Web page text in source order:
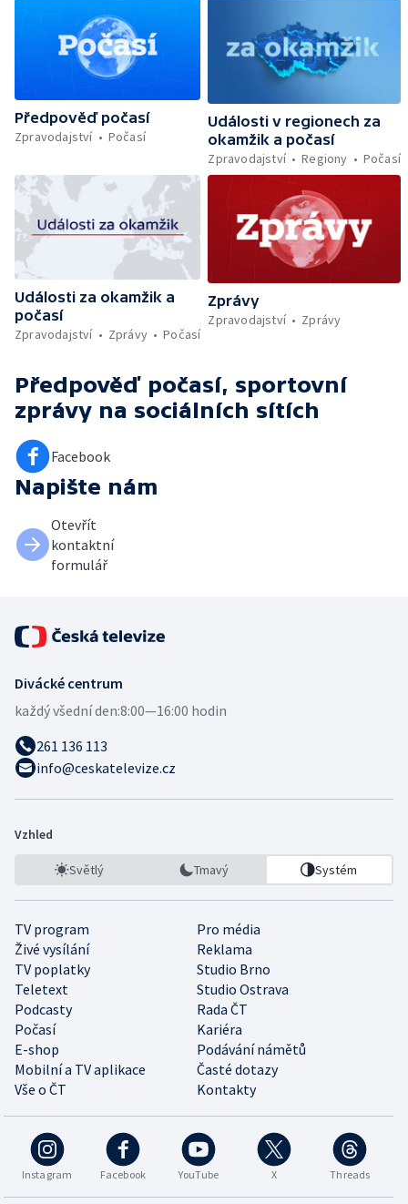
Předpověď počasí
Zpravodajství
Počasí
Události v regionech za
okamžik a počasí
Zpravodajství
Regiony Počasí
Události za okamžik a
počasí
Zpravodajství
Zprávy Počasí
Zprávy
Zpravodajství
Zprávy
Předpověď počasí, sportovní
zprávy na sociálních sítích
Facebook
Napište nám
Otevřít
kontaktní
formulář
Divácké centrum
každý všední den:8:00—16:00 hodin
261 136 113
info@ceskatelevize.cz
Vzhled
Světlý Tmavý Systém
TV program
Pro média
Živé vysílání
Reklama
TV poplatky
Studio Brno
Teletext
Studio Ostrava
Podcasty
Rada ČT
Počasí
Kariéra
E-shop
Podávání námětů
Mobilní a TV aplikace
Časté dotazy
Vše o ČT
Kontakty
Instagram Facebook YouTube X Threads